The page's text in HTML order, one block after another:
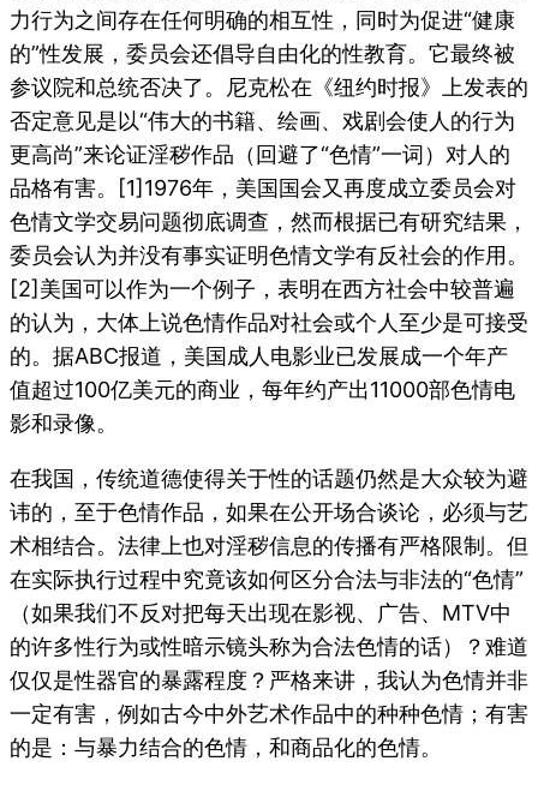
力行为之间存在任何明确的相互性，同时为促进“健康
的”性发展，委员会还倡导自由化的性教育。它最终被
参议院和总统否决了。尼克松在《纽约时报》上发表的
否定意见是以“伟大的书籍、绘画、戏剧会使人的行为
更高尚”来论证淫秽作品（回避了“色情”一词）对人的
品格有害。 [1]1976年，美国国会又再度成立委员会对
色情文学交易问题彻底调查，然而根据已有研究结果，
委员会认为并没有事实证明色情文学有反社会的作用。
[2]美国可以作为一个例子，表明在西方社会中较普遍
的认为，大体上说色情作品对社会或个人至少是可接受
的。据ABC报道，美国成人电影业已发展成一个年产
值超过100亿美元的商业，每年约产出11000部色情电
影和录像。
在我国，传统道德使得关于性的话题仍然是大众较为避
讳的，至于色情作品，如果在公开场合谈论，必须与艺
术相结合。法律上也对淫秽信息的传播有严格限制。但
在实际执行过程中究竟该如何区分合法与非法的“色情”
（如果我们不反对把每天出现在影视、广告、MTV中
的许多性行为或性暗示镜头称为合法色情的话）？难道
仅仅是性器官的暴露程度？严格来讲，我认为色情并非
一定有害，例如古今中外艺术作品中的种种色情；有害
的是：与暴力结合的色情，和商品化的色情。